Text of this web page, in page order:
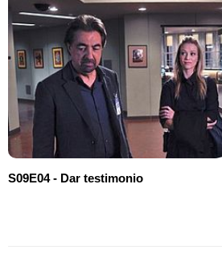
S09E04 - Dar testimonio